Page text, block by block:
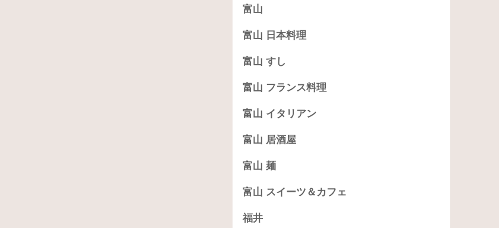
富山
富山 日本料理
富山 すし
富山 フランス料理
富山 イタリアン
富山 居酒屋
富山 麺
富山 スイーツ＆カフェ
福井